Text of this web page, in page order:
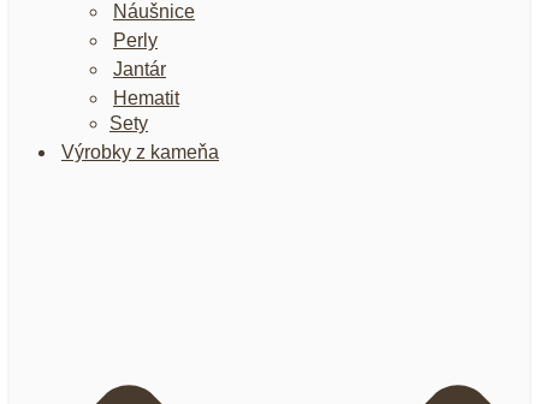
Náušnice
Perly
Jantár
Hematit
Sety
Výrobky z kameňa